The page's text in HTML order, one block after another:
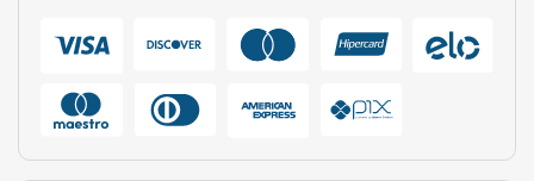
Phytoderm.
Tipo:
Deo Colônia / Body Spray.
Público:Masculino.